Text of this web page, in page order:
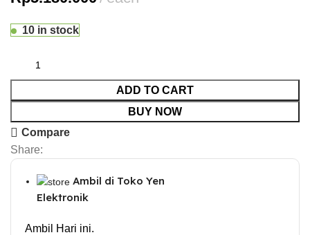
10 in stock
ADD TO CART
BUY NOW
Compare
Share:
Ambil di Toko Yen
Elektronik
Ambil Hari ini.